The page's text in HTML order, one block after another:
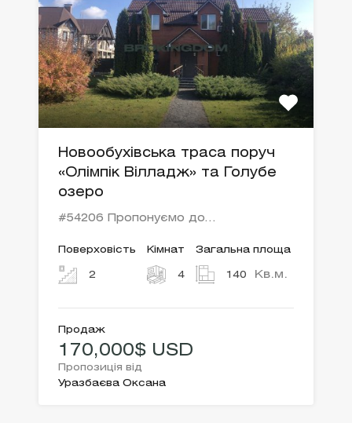
Новообухівська траса поруч
«Олімпік Вілладж» та Голубе
озеро
#54206 Пропонуємо до…
Поверховість
2
Кімнат
4
Загальна площа
140 Кв.м.
Продаж
170,000$ USD
Пропозиція від
Уразбаєва Оксана